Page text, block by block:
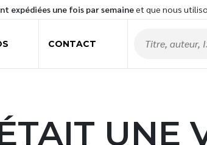
expédiées une fois par semaineet que nous
CONTACT
UNE